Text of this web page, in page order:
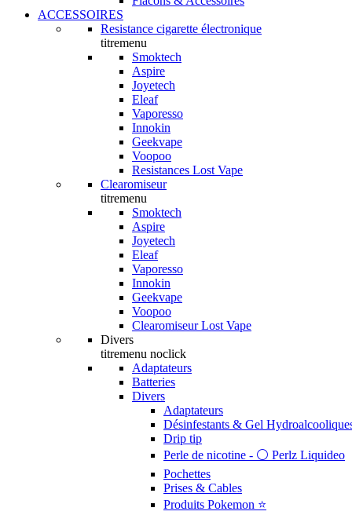
ACCESSOIRES
Resistance cigarette électronique
titremenu
Smoktech
Aspire
Joyetech
Eleaf
Vaporesso
Innokin
Geekvape
Voopoo
Resistances Lost Vape
Clearomiseur
titremenu
Smoktech
Aspire
Joyetech
Eleaf
Vaporesso
Innokin
Geekvape
Voopoo
Clearomiseur Lost Vape
Divers
titremenu noclick
Adaptateurs
Batteries
Divers
Adaptateurs
Désinfestants & Gel
Drip tip
Perle de nicotine - ⚪️ Perlz Liquideo
Pochettes
Prises & Cables
Produits Pokemon ⭐️